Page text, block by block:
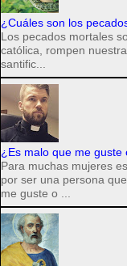
¿Cuáles son los
Los pecados mortales
católica, rompen
santific...
¿Es malo que me
Para muchas mujeres
por ser una persona
me guste o ...